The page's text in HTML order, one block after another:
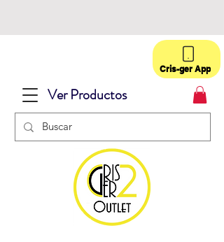
Ver Productos
Cris-ger App